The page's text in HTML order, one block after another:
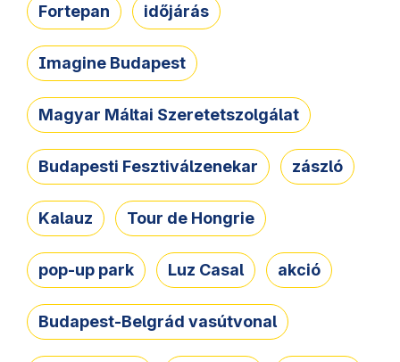
Fortepan időjárás
Imagine Budapest
Magyar Máltai Szeretetszolgálat
Budapesti Fesztiválzenekar zászló
Kalauz Tour de Hongrie
pop-up park Luz Casal akció
Budapest-Belgrád vasútvonal